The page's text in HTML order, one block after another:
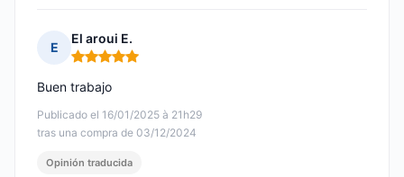
E
El aroui E.
Nota: 5 de 5
Publicado el 16/01/2025 à 21h29
tras una compra de 03/12/2024
Buen trabajo
Opinión traducida